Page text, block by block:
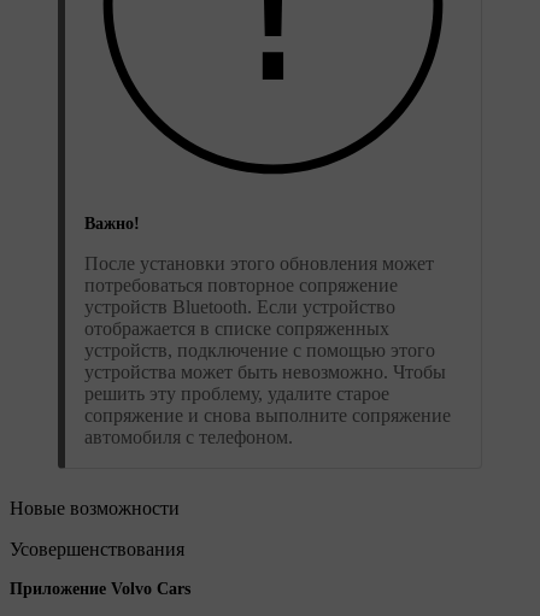
Важно!
После установки этого обновления может
потребоваться повторное сопряжение
устройств Bluetooth. Если устройство
отображается в списке сопряженных
устройств, подключение с помощью этого
устройства может быть невозможно. Чтобы
решить эту проблему, удалите старое
сопряжение и снова выполните сопряжение
автомобиля с телефоном.
Новые возможности
Усовершенствования
Приложение Volvo Cars